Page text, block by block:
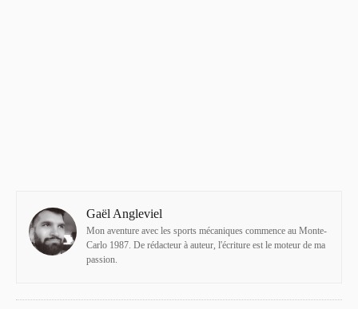
Gaël Angleviel
Mon aventure avec les sports mécaniques commence au Monte-
Carlo 1987. De rédacteur à auteur, l'écriture est le moteur de ma
passion.